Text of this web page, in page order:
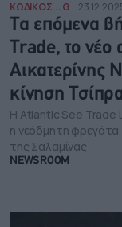
ΚΩΔΙΚΟΣ... G
Τα επόμενα
Trade, το νέο
Αικατερίνης
κίνηση
Η Atlantic See Trade
η νεόδμητη
της Σαλαμίνας
NEWSROOM